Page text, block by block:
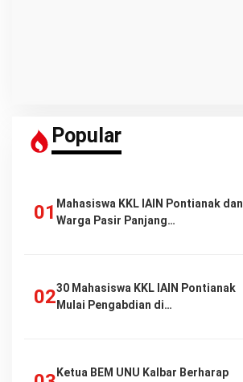
Popular
Mahasiswa KKL IAIN Pontianak dan
Warga Pasir Panjang…
30 Mahasiswa KKL IAIN Pontianak
Mulai Pengabdian di…
Ketua BEM UNU Kalbar Berharap